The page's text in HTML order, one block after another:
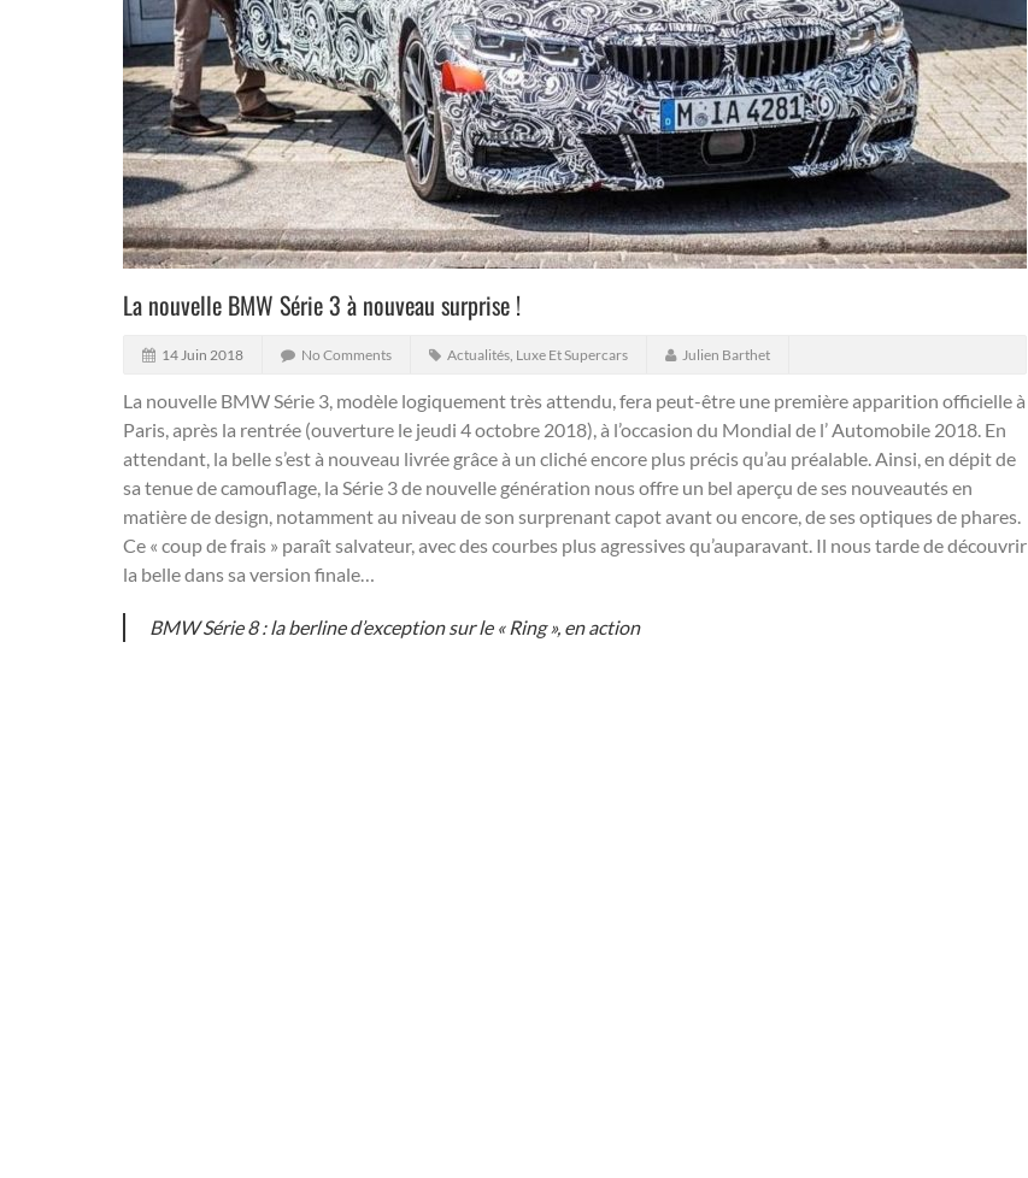
La nouvelle BMW Série 3 à nouveau surprise !
14 Juin 2018 No Comments Actualités, Luxe Et Supercars Julien Barthet
La nouvelle BMW Série 3, modèle logiquement très attendu, fera peut-être une première apparition officielle à
Paris, après la rentrée (ouverture le jeudi 4 octobre 2018), à l’occasion du Mondial de l’ Automobile 2018. En
attendant, la belle s’est à nouveau livrée grâce à un cliché encore plus précis qu’au préalable. Ainsi, en dépit de
sa tenue de camouflage, la Série 3 de nouvelle génération nous offre un bel aperçu de ses nouveautés en
matière de design, notamment au niveau de son surprenant capot avant ou encore, de ses optiques de phares.
Ce « coup de frais » paraît salvateur, avec des courbes plus agressives qu’auparavant. Il nous tarde de découvrir
la belle dans sa version finale…
BMW Série 8 : la berline d’exception sur le « Ring », en action